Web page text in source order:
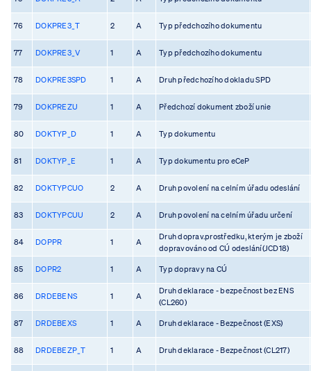
76 DOKPRE3_T 2 A Typ předchozího dokumentu
77 DOKPRE3_V 1 A Typ předchozího dokumentu
78 DOKPRE3SPD 1 A Druh předchozího dokladu SPD
79 DOKPREZU 1 A Předchozí dokument zboží unie
80 DOKTYP_D 1 A Typ dokumentu
81 DOKTYP_E 1 A Typ dokumentu pro eCeP
82 DOKTYPCUO 2 A Druh povolení na celním úřadu odeslání
83 DOKTYPCUU 2 A Druh povolení na celním úřadu určení
84 DOPPR 1 A
Druh doprav.prostředku, kterým je zboží
dopravováno od CÚ odeslání(JCD18)
85 DOPR2 1 A Typ dopravy na CÚ
86 DRDEBENS 1 A
Druh deklarace - bezpečnost bez ENS
(CL260)
87 DRDEBEXS 1 A Druh deklarace - Bezpečnost (EXS)
88 DRDEBEZP_T 1 A Druh deklarace - Bezpečnost (CL217)